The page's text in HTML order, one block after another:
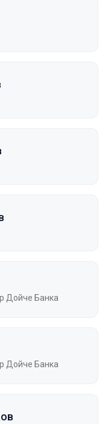
Дойче Банка
Дойче Банка